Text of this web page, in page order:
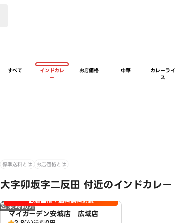
すべて
インドカレ
ー
お店価格 中華
カレーライ
ス
標準送料とは お店価格とは
大字卯坂字二反田 付近のインドカレー
営業時間外お店価格＋送料無料対象
マイガーデン安城店 広域店